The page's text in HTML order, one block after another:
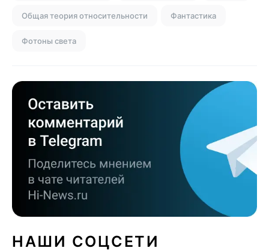
Общая теория относительности Фантастика
Фотоны света
НАШИ СОЦСЕТИ